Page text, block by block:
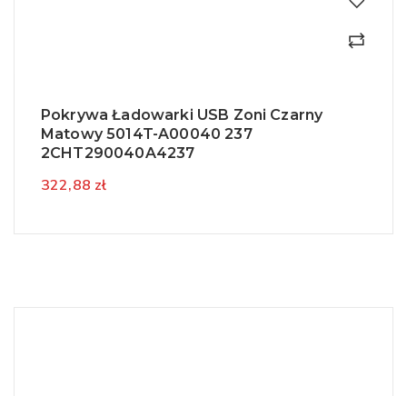
Pokrywa Ładowarki USB Zoni Czarny
Matowy 5014T-A00040 237
2CHT290040A4237
322,88 zł